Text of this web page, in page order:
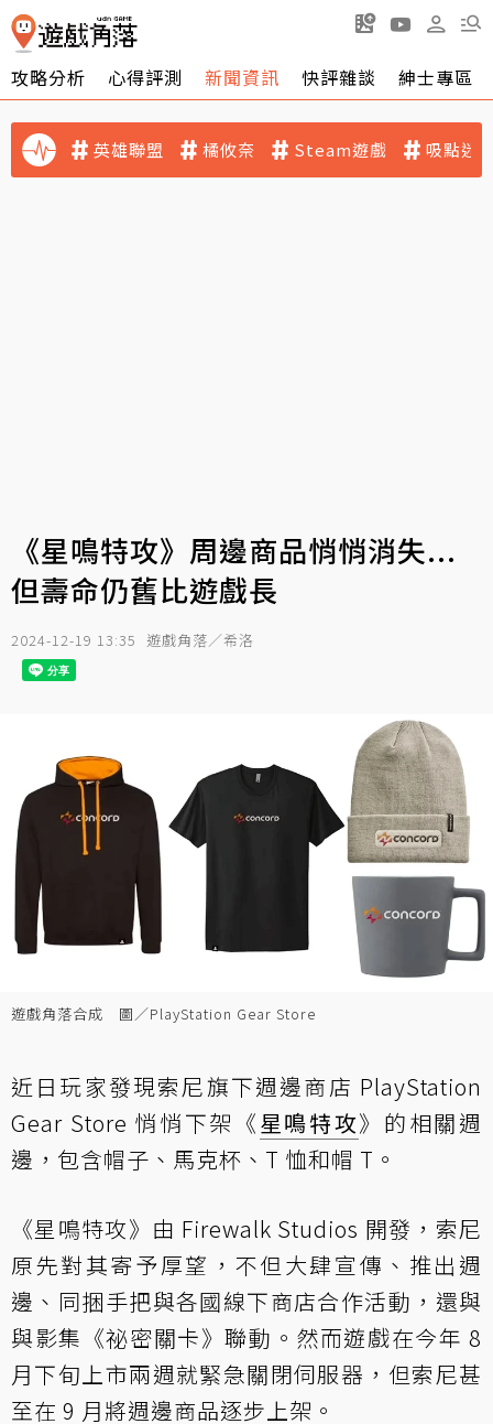
攻略分析 心得評測 新聞資訊 快評雜談 紳士專區
英雄聯盟 橘攸奈 Steam遊戲 吸點迷
《星鳴特攻》周邊商品悄悄消失...
但壽命仍舊比遊戲長
2024-12-19 13:35 遊戲角落／希洛
遊戲角落合成 圖／PlayStation Gear Store
近日玩家發現索尼旗下週邊商店 PlayStation
Gear Store 悄悄下架《星鳴特攻》的相關週
邊，包含帽子、馬克杯、T 恤和帽 T。
《星鳴特攻》由 Firewalk Studios 開發，索尼
原先對其寄予厚望，不但大肆宣傳、推出週
邊、同捆手把與各國線下商店合作活動，還與
與影集《祕密關卡》聯動。然而遊戲在今年 8
月下旬上市兩週就緊急關閉伺服器，但索尼甚
至在 9 月將週邊商品逐步上架。